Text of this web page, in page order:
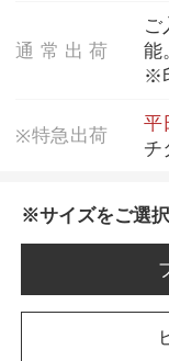
通 常 出 荷
ご
能
※
※特急出荷
平
チ
※サイズをご選